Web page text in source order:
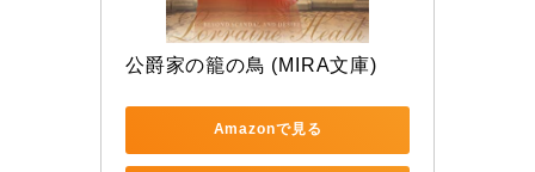
公爵家の籠の鳥 (MIRA文庫)
Amazonで見る